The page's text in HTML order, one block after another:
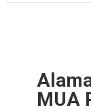
MUA